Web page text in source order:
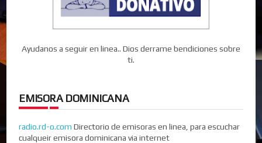
Ayudanos a seguir en linea.. Dios derrame bendiciones sobre
ti.
EMISORA DOMINICANA
radio.rd-o.com Directorio de emisoras en linea, para escuchar
cualqueir emisora dominicana via internet